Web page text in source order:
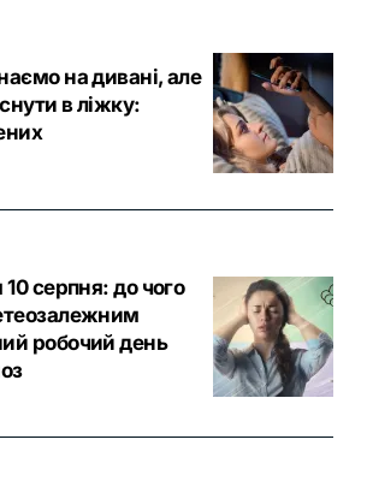
на дивані, але
в ліжку:
серпня: до чого
робочий день